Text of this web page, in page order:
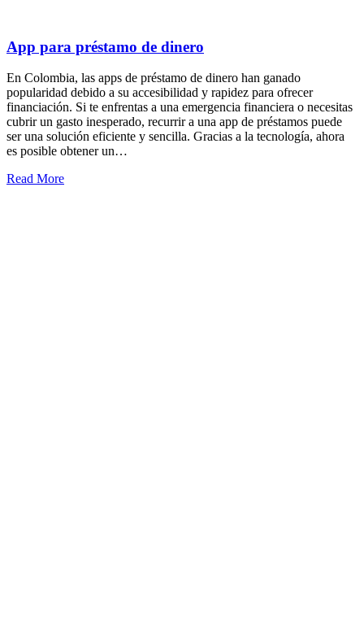
App para préstamo de dinero
En Colombia, las apps de préstamo de dinero han ganado
popularidad debido a su accesibilidad y rapidez para ofrecer
financiación. Si te enfrentas a una emergencia financiera o necesitas
cubrir un gasto inesperado, recurrir a una app de préstamos puede
ser una solución eficiente y sencilla. Gracias a la tecnología, ahora
es posible obtener un…
Read More